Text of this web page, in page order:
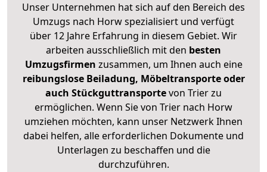
Unser Unternehmen hat sich auf den Bereich des
Umzugs nach Horw spezialisiert und verfügt
über 12 Jahre Erfahrung in diesem Gebiet. Wir
arbeiten ausschließlich mit den besten
Umzugsfirmen zusammen, um Ihnen auch eine
reibungslose Beiladung, Möbeltransporte oder
auch Stückguttransportevon Trier zu
ermöglichen. Wenn Sie von Trier nach Horw
umziehen möchten, kann unser Netzwerk Ihnen
dabei helfen, alle erforderlichen Dokumente und
Unterlagen zu beschaffen und die
durchzuführen.